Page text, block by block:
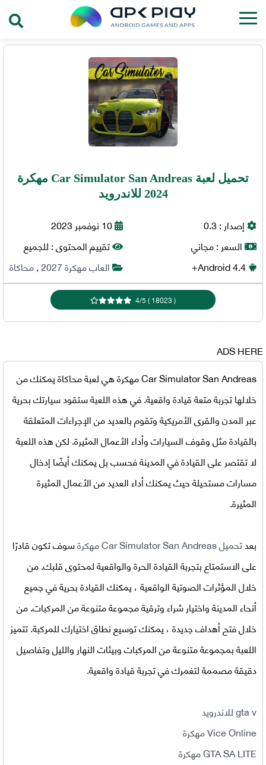
تحميل لعبة Car Simulator San Andreas مهكرة
2024 للاندرويد
إصدار :0.3
السعر :مجاني
Android4.4+
10 نوفمبر 2023
تقييم المحتوى :للجميع
العاب مهكرة 2027
,محاكاة
(
18023
)
4/5
ADS HERE
Car Simulator San Andreas مهكرة
هي لعبة محاكاة يمكنك من
خلالها تجربة متعة قيادة واقعية. في هذه اللعبة ستقود سيارتك بحرية
عبر المدن والقرى الأمريكية وتقوم بالعديد من الإجراءات المتعلقة
بالقيادة مثل وقوف السيارات وأداء الأعمال المثيرة. لكن هذه اللعبة
لا تقتصر على القيادة في المدينة فحسب بل يمكنك أيضًا إدخال
مسارات مستحيلة حيث يمكنك أداء العديد من الأعمال المثيرة
المثيرة.
بعدتحميلCar Simulator San Andreas مهكرة
سوف تكون قادرًا
على الاستمتاع بتجربة القيادة الحرة والواقعية لمحتوى قلبك. من
خلال المؤثرات الصوتية الواقعية ، يمكنك القيادة بحرية في جميع
أنحاء المدينة واختيار شراء وترقية مجموعة متنوعة من المركبات. من
خلال فتح أهداف جديدة ، يمكنك توسيع نطاق اختيارك للمركبة. تتميز
اللعبة بمجموعة متنوعة من المركبات وبيئات النهار والليل وتفاصيل
دقيقة مصممة لتغمرك في تجربة قيادة واقعية.
gta v للاندرويد
Vice Online مهكرة
GTA SA LITE مهكرة